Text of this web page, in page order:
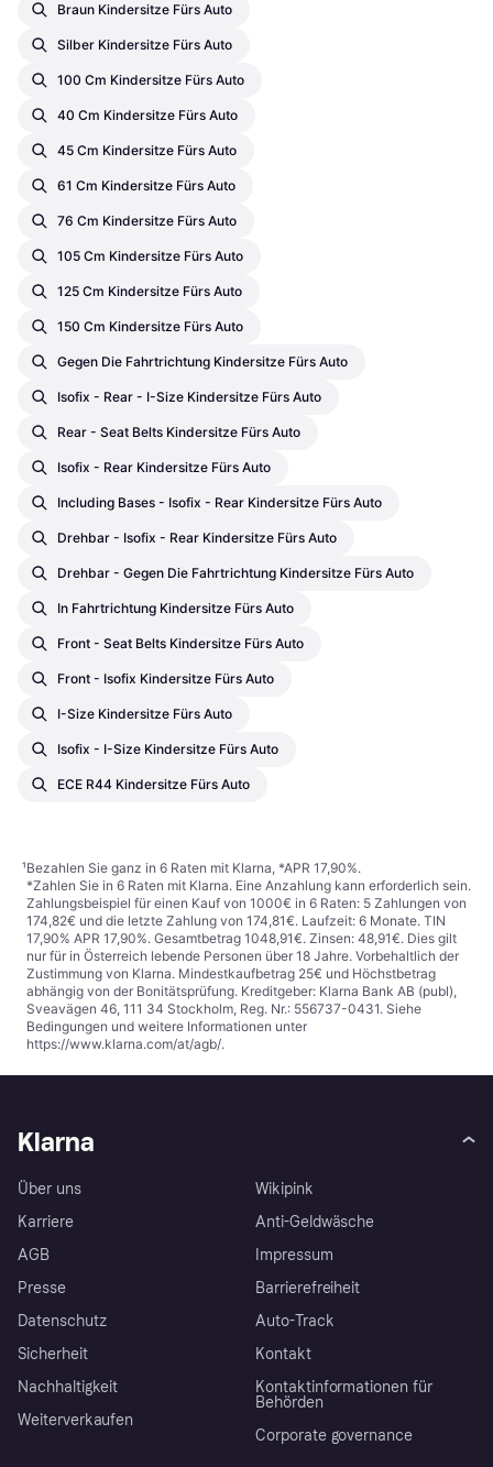
Braun Kindersitze Fürs Auto
Silber Kindersitze Fürs Auto
100 Cm Kindersitze Fürs Auto
40 Cm Kindersitze Fürs Auto
45 Cm Kindersitze Fürs Auto
61 Cm Kindersitze Fürs Auto
76 Cm Kindersitze Fürs Auto
105 Cm Kindersitze Fürs Auto
125 Cm Kindersitze Fürs Auto
150 Cm Kindersitze Fürs Auto
Gegen Die Fahrtrichtung Kindersitze Fürs Auto
Isofix - Rear - I-Size Kindersitze Fürs Auto
Rear - Seat Belts Kindersitze Fürs Auto
Isofix - Rear Kindersitze Fürs Auto
Including Bases - Isofix - Rear Kindersitze Fürs Auto
Drehbar - Isofix - Rear Kindersitze Fürs Auto
Drehbar - Gegen Die Fahrtrichtung Kindersitze Fürs Auto
In Fahrtrichtung Kindersitze Fürs Auto
Front - Seat Belts Kindersitze Fürs Auto
Front - Isofix Kindersitze Fürs Auto
I-Size Kindersitze Fürs Auto
Isofix - I-Size Kindersitze Fürs Auto
ECE R44 Kindersitze Fürs Auto
¹Bezahlen Sie ganz in 6 Raten mit Klarna, *APR 17,90%.
*Zahlen Sie in 6 Raten mit Klarna. Eine Anzahlung kann erforderlich sein.
Zahlungsbeispiel für einen Kauf von 1000€ in 6 Raten: 5 Zahlungen von
174,82€ und die letzte Zahlung von 174,81€. Laufzeit: 6 Monate. TIN
17,90% APR 17,90%. Gesamtbetrag 1048,91€. Zinsen: 48,91€. Dies gilt
nur für in Österreich lebende Personen über 18 Jahre. Vorbehaltlich der
Zustimmung von Klarna. Mindestkaufbetrag 25€ und Höchstbetrag
abhängig von der Bonitätsprüfung. Kreditgeber: Klarna Bank AB (publ),
Sveavägen 46, 111 34 Stockholm, Reg. Nr.: 556737-0431. Siehe
Bedingungen und weitere Informationen unter
https://www.klarna.com/at/agb/.
Klarna
Über uns
Karriere
AGB
Presse
Datenschutz
Sicherheit
Nachhaltigkeit
Weiterverkaufen
Wikipink
Anti-Geldwäsche
Impressum
Barrierefreiheit
Auto-Track
Kontakt
Kontaktinformationen für
Behörden
Corporate governance